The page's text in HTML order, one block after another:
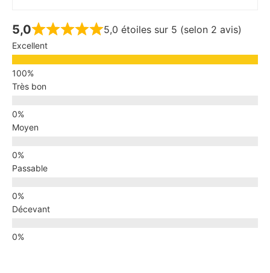
5,0 5,0 étoiles sur 5 (selon 2 avis)
Excellent
Très bon
Moyen
Passable
Décevant